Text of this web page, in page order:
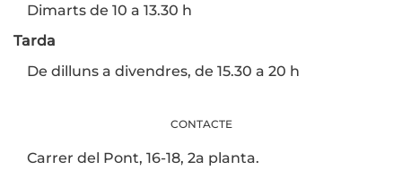
Dimarts de 10 a 13.30 h
Tarda
De dilluns a divendres, de 15.30 a 20 h
CONTACTE
Carrer del Pont, 16-18, 2a planta.